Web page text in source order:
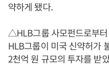
약하게 됐다.
△HLB그룹 사모펀드로부
HLB그룹이 미국 신약허가
2천억 원 규모의 투자를 받